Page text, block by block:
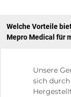
Welche Vorteile
Mepro Medical für
Unsere
sich